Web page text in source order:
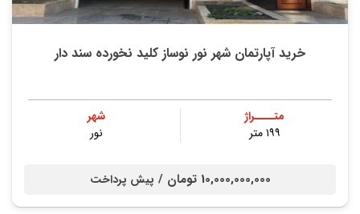
خرید آپارتمان شهر نور نوساز کلید نخورده سند دار
متــــراژ
۱۹۹ متر
شهر
نور
10,000,000,000 تومان / پیش پرداخت